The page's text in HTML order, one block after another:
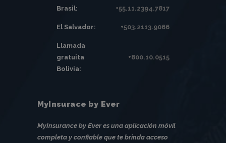
Brasil: +55.11.2394.7817
El Salvador: +503.2113.9066
Llamada
gratuita
Bolivia:
+800.10.0515
MyInsurace by Ever
MyInsurance by Ever es una aplicación móvil
completa y confiable que te brinda acceso